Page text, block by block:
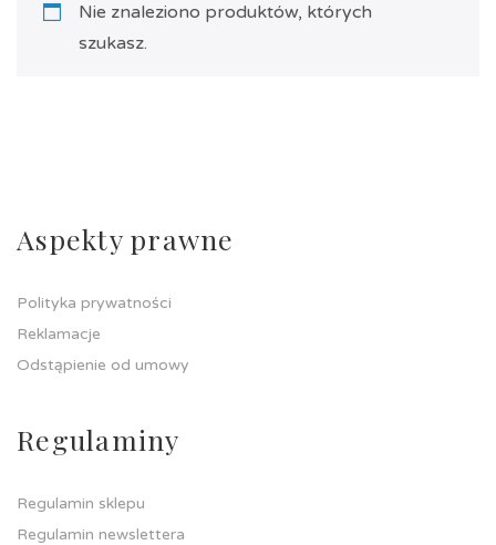
Nie znaleziono produktów, których
szukasz.
Aspekty prawne
Polityka prywatności
Reklamacje
Odstąpienie od umowy
Regulaminy
Regulamin sklepu
Regulamin newslettera